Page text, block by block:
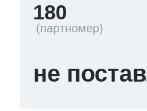
180
не